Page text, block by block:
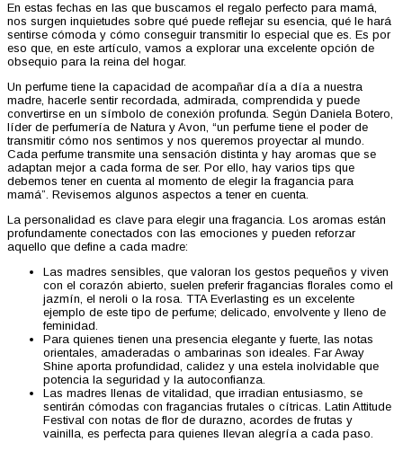
En estas fechas en las que buscamos el regalo perfecto para mamá,
nos surgen inquietudes sobre qué puede reflejar su esencia, qué le hará
sentirse cómoda y cómo conseguir transmitir lo especial que es. Es por
eso que, en este artículo, vamos a explorar una excelente opción de
obsequio para la reina del hogar.
Un perfume tiene la capacidad de acompañar día a día a nuestra
madre, hacerle sentir recordada, admirada, comprendida y puede
convertirse en un símbolo de conexión profunda. Según Daniela Botero,
líder de perfumería de Natura y Avon, “un perfume tiene el poder de
transmitir cómo nos sentimos y nos queremos proyectar al mundo.
Cada perfume transmite una sensación distinta y hay aromas que se
adaptan mejor a cada forma de ser. Por ello, hay varios tips que
debemos tener en cuenta al momento de elegir la fragancia para
mamá”. Revisemos algunos aspectos a tener en cuenta.
La personalidad es clave para elegir una fragancia. Los aromas están
profundamente conectados con las emociones y pueden reforzar
aquello que define a cada madre:
Las madres sensibles, que valoran los gestos pequeños y viven
con el corazón abierto, suelen preferir fragancias florales como el
jazmín, el neroli o la rosa. TTA Everlasting es un excelente
ejemplo de este tipo de perfume; delicado, envolvente y lleno de
feminidad.
Para quienes tienen una presencia elegante y fuerte, las notas
orientales, amaderadas o ambarinas son ideales. Far Away
Shine aporta profundidad, calidez y una estela inolvidable que
potencia la seguridad y la autoconfianza.
Las madres llenas de vitalidad, que irradian entusiasmo, se
sentirán cómodas con fragancias frutales o cítricas. Latin Attitude
Festival con notas de flor de durazno, acordes de frutas y
vainilla, es perfecta para quienes llevan alegría a cada paso.